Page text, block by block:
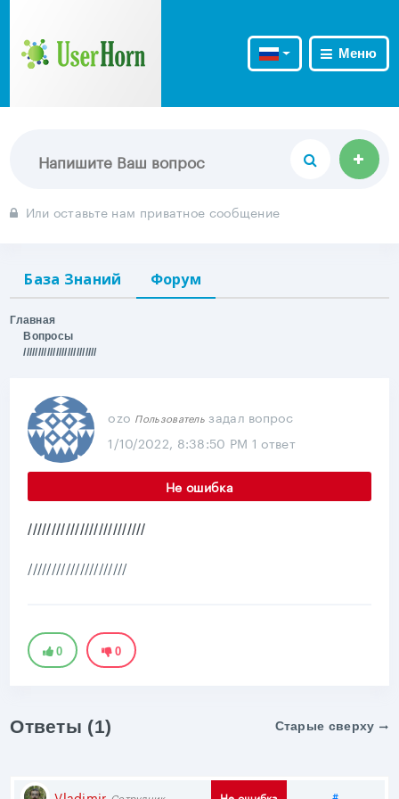
Меню
Или оставьте нам приватное сообщение
База Знаний Форум
Главная
Вопросы
/////////////////////////
ozo Пользователь задал вопрос
1/10/2022, 8:38:50 PM 1 ответ
Не ошибка
/////////////////////////
/////////////////////
0 0
Ответы (1) Старые сверху